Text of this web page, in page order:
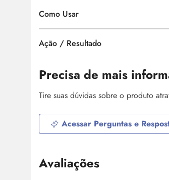
Como Usar
Ação / Resultado
Precisa de mais
Tire suas dúvidas sobre o produto
Acessar Perguntas e
Avaliações